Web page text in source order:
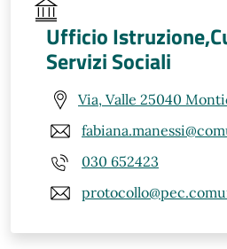
Ufficio
Servizi Sociali
Via, Valle 25040
030 652423